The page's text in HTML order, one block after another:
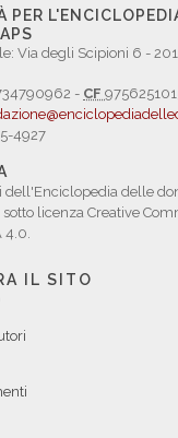
PER
Via degli Scipioni 6 -
- CF
4927
dell'Enciclopedia delle
licenza Creative
4.0.
IL SITO